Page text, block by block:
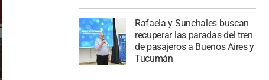
Rafaela y Sunchales buscan
recuperar las paradas del tren
de pasajeros a Buenos Aires y
Tucumán